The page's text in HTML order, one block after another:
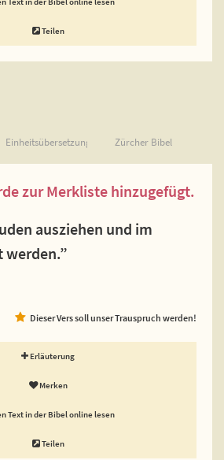
Teilen
Einheitsübersetzung Zürcher Bibel
zur Merkliste hinzugefügt.
ausziehen und im
werden.”
Dieser Vers soll unser Trauspruch werden!
Erläuterung
Merken
Text in der Bibel online lesen
Teilen